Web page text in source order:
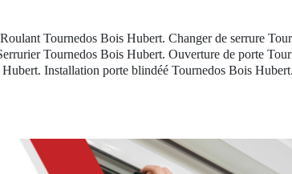
Tournedos Bois Hubert. Changer de serrure
Tournedos Bois Hubert. Ouverture de porte
Installation porte blindéé Tournedos Bois